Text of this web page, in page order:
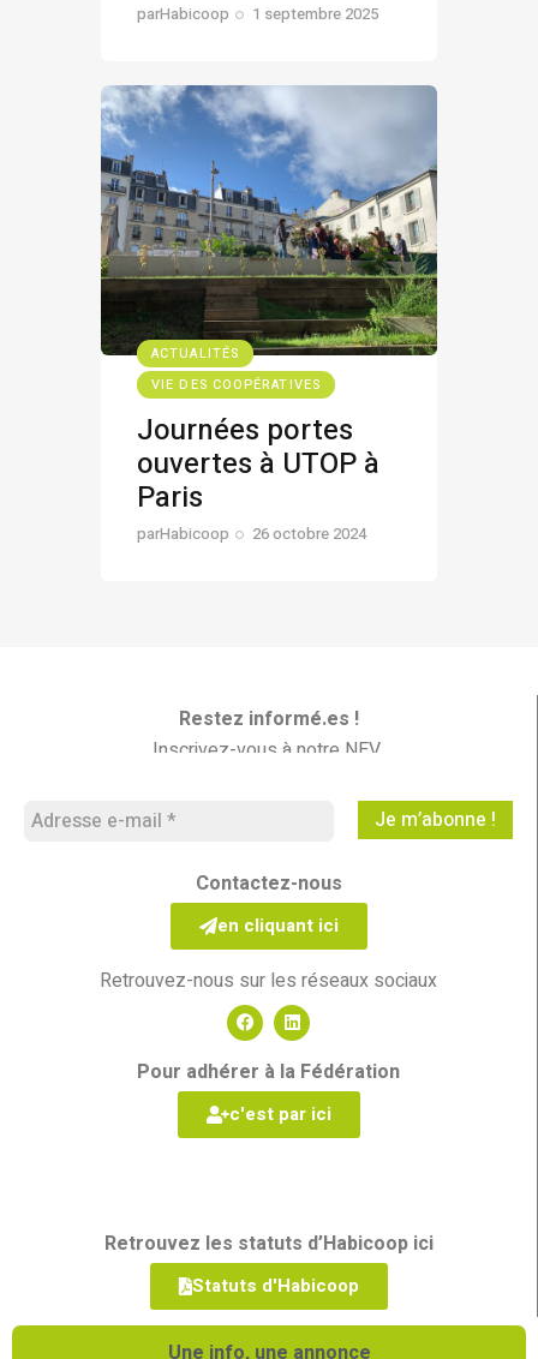
parHabicoop 1 septembre 2025
ACTUALITÉS
VIE DES COOPÉRATIVES
Journées portes
ouvertes à UTOP à
Paris
parHabicoop 26 octobre 2024
Restez informé.es !
Inscrivez-vous à notre NEV
Contactez-nous
en cliquant ici
Retrouvez-nous sur les réseaux sociaux
Pour adhérer à la Fédération
c'est par ici
Retrouvez les statuts d’Habicoop ici
Statuts d'Habicoop
Une info, une annonce